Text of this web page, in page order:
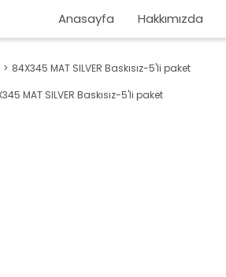
Anasayfa Hakkımızda
84X345 MAT SILVER Baskısız-5'li paket